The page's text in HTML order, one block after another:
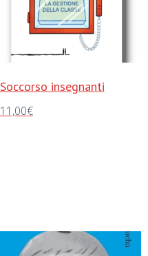
Soccorso insegnanti
11,00€